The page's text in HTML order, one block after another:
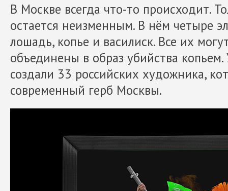
В Москве всегда что-то происходит.
остается неизменным. В нём четыре
лошадь, копье и василиск. Все их
объединены в образ убийства
создали 33 российских художника,
современный герб Москвы.